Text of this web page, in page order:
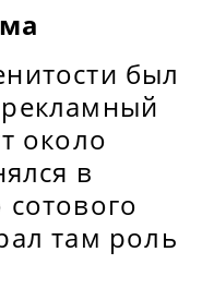
был
около
в
там роль